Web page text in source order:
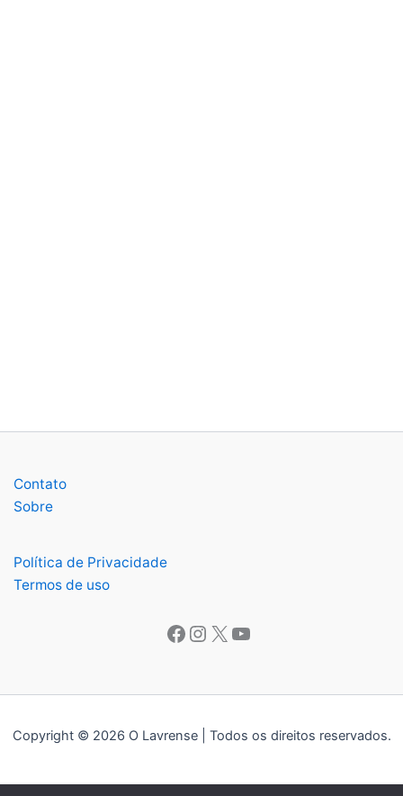
Contato
Sobre
Política de Privacidade
Termos de uso
Copyright © 2026 O Lavrense | Todos os direitos reservados.